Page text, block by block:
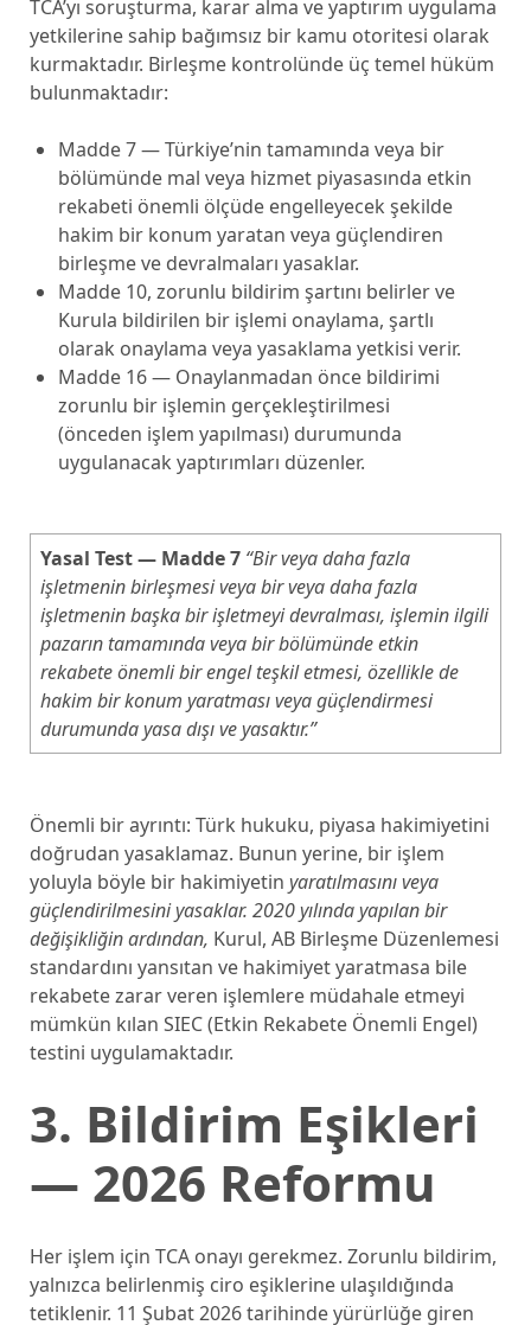
TCA’yı soruşturma, karar alma ve yaptırım uygulama
yetkilerine sahip bağımsız bir kamu otoritesi olarak
kurmaktadır. Birleşme kontrolünde üç temel hüküm
bulunmaktadır:
Madde 7 — Türkiye’nin tamamında veya bir
bölümünde mal veya hizmet piyasasında etkin
rekabeti önemli ölçüde engelleyecek şekilde
hakim bir konum yaratan veya güçlendiren
birleşme ve devralmaları yasaklar.
Madde 10, zorunlu bildirim şartını belirler ve
Kurula bildirilen bir işlemi onaylama, şartlı
olarak onaylama veya yasaklama yetkisi verir.
Madde 16 — Onaylanmadan önce bildirimi
zorunlu bir işlemin gerçekleştirilmesi
(önceden işlem yapılması) durumunda
uygulanacak yaptırımları düzenler.
Yasal Test — Madde 7 “Bir veya daha fazla
işletmenin birleşmesi veya bir veya daha fazla
işletmenin başka bir işletmeyi devralması, işlemin ilgili
pazarın tamamında veya bir bölümünde etkin
rekabete önemli bir engel teşkil etmesi, özellikle de
hakim bir konum yaratması veya güçlendirmesi
durumunda yasa dışı ve yasaktır.”
Önemli bir ayrıntı: Türk hukuku, piyasa hakimiyetini
doğrudan yasaklamaz. Bunun yerine, bir işlem
yoluyla böyle bir hakimiyetin yaratılmasını veya
güçlendirilmesini yasaklar. 2020 yılında yapılan bir
değişikliğin ardından, Kurul, AB Birleşme Düzenlemesi
standardını yansıtan ve hakimiyet yaratmasa bile
rekabete zarar veren işlemlere müdahale etmeyi
mümkün kılan SIEC (Etkin Rekabete Önemli Engel)
testini uygulamaktadır.
3. Bildirim Eşikleri
— 2026 Reformu
Her işlem için TCA onayı gerekmez. Zorunlu bildirim,
yalnızca belirlenmiş ciro eşiklerine ulaşıldığında
tetiklenir. 11 Şubat 2026 tarihinde yürürlüğe giren